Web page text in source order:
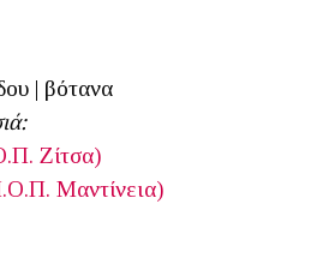
| βότανα
Ζίτσα)
Μαντίνεια)